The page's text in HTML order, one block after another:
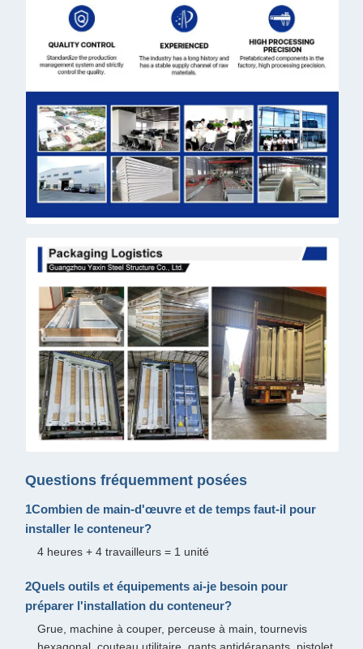
Questions fréquemment posées
1Combien de main-d'œuvre et de temps faut-il pour
installer le conteneur?
4 heures + 4 travailleurs = 1 unité
2Quels outils et équipements ai-je besoin pour
préparer l'installation du conteneur?
Grue, machine à couper, perceuse à main, tournevis